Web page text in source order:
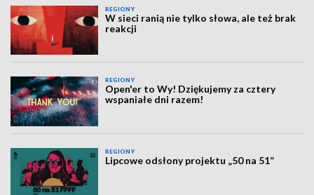
REGIONY
W sieci ranią nie tylko słowa, ale też brak
reakcji
REGIONY
Open'er to Wy! Dziękujemy za cztery
wspaniałe dni razem!
REGIONY
Lipcowe odsłony projektu „50 na 51”